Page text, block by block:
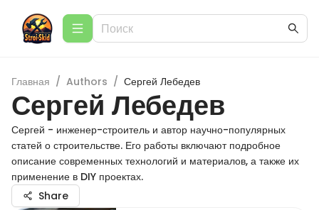
Главная / Authors / Сергей Лебедев
Сергей Лебедев
Сергей - инженер-строитель и автор научно-популярных
статей о строительстве. Его работы включают подробное
описание современных технологий и материалов, а также их
применение в DIY проектах.
Share